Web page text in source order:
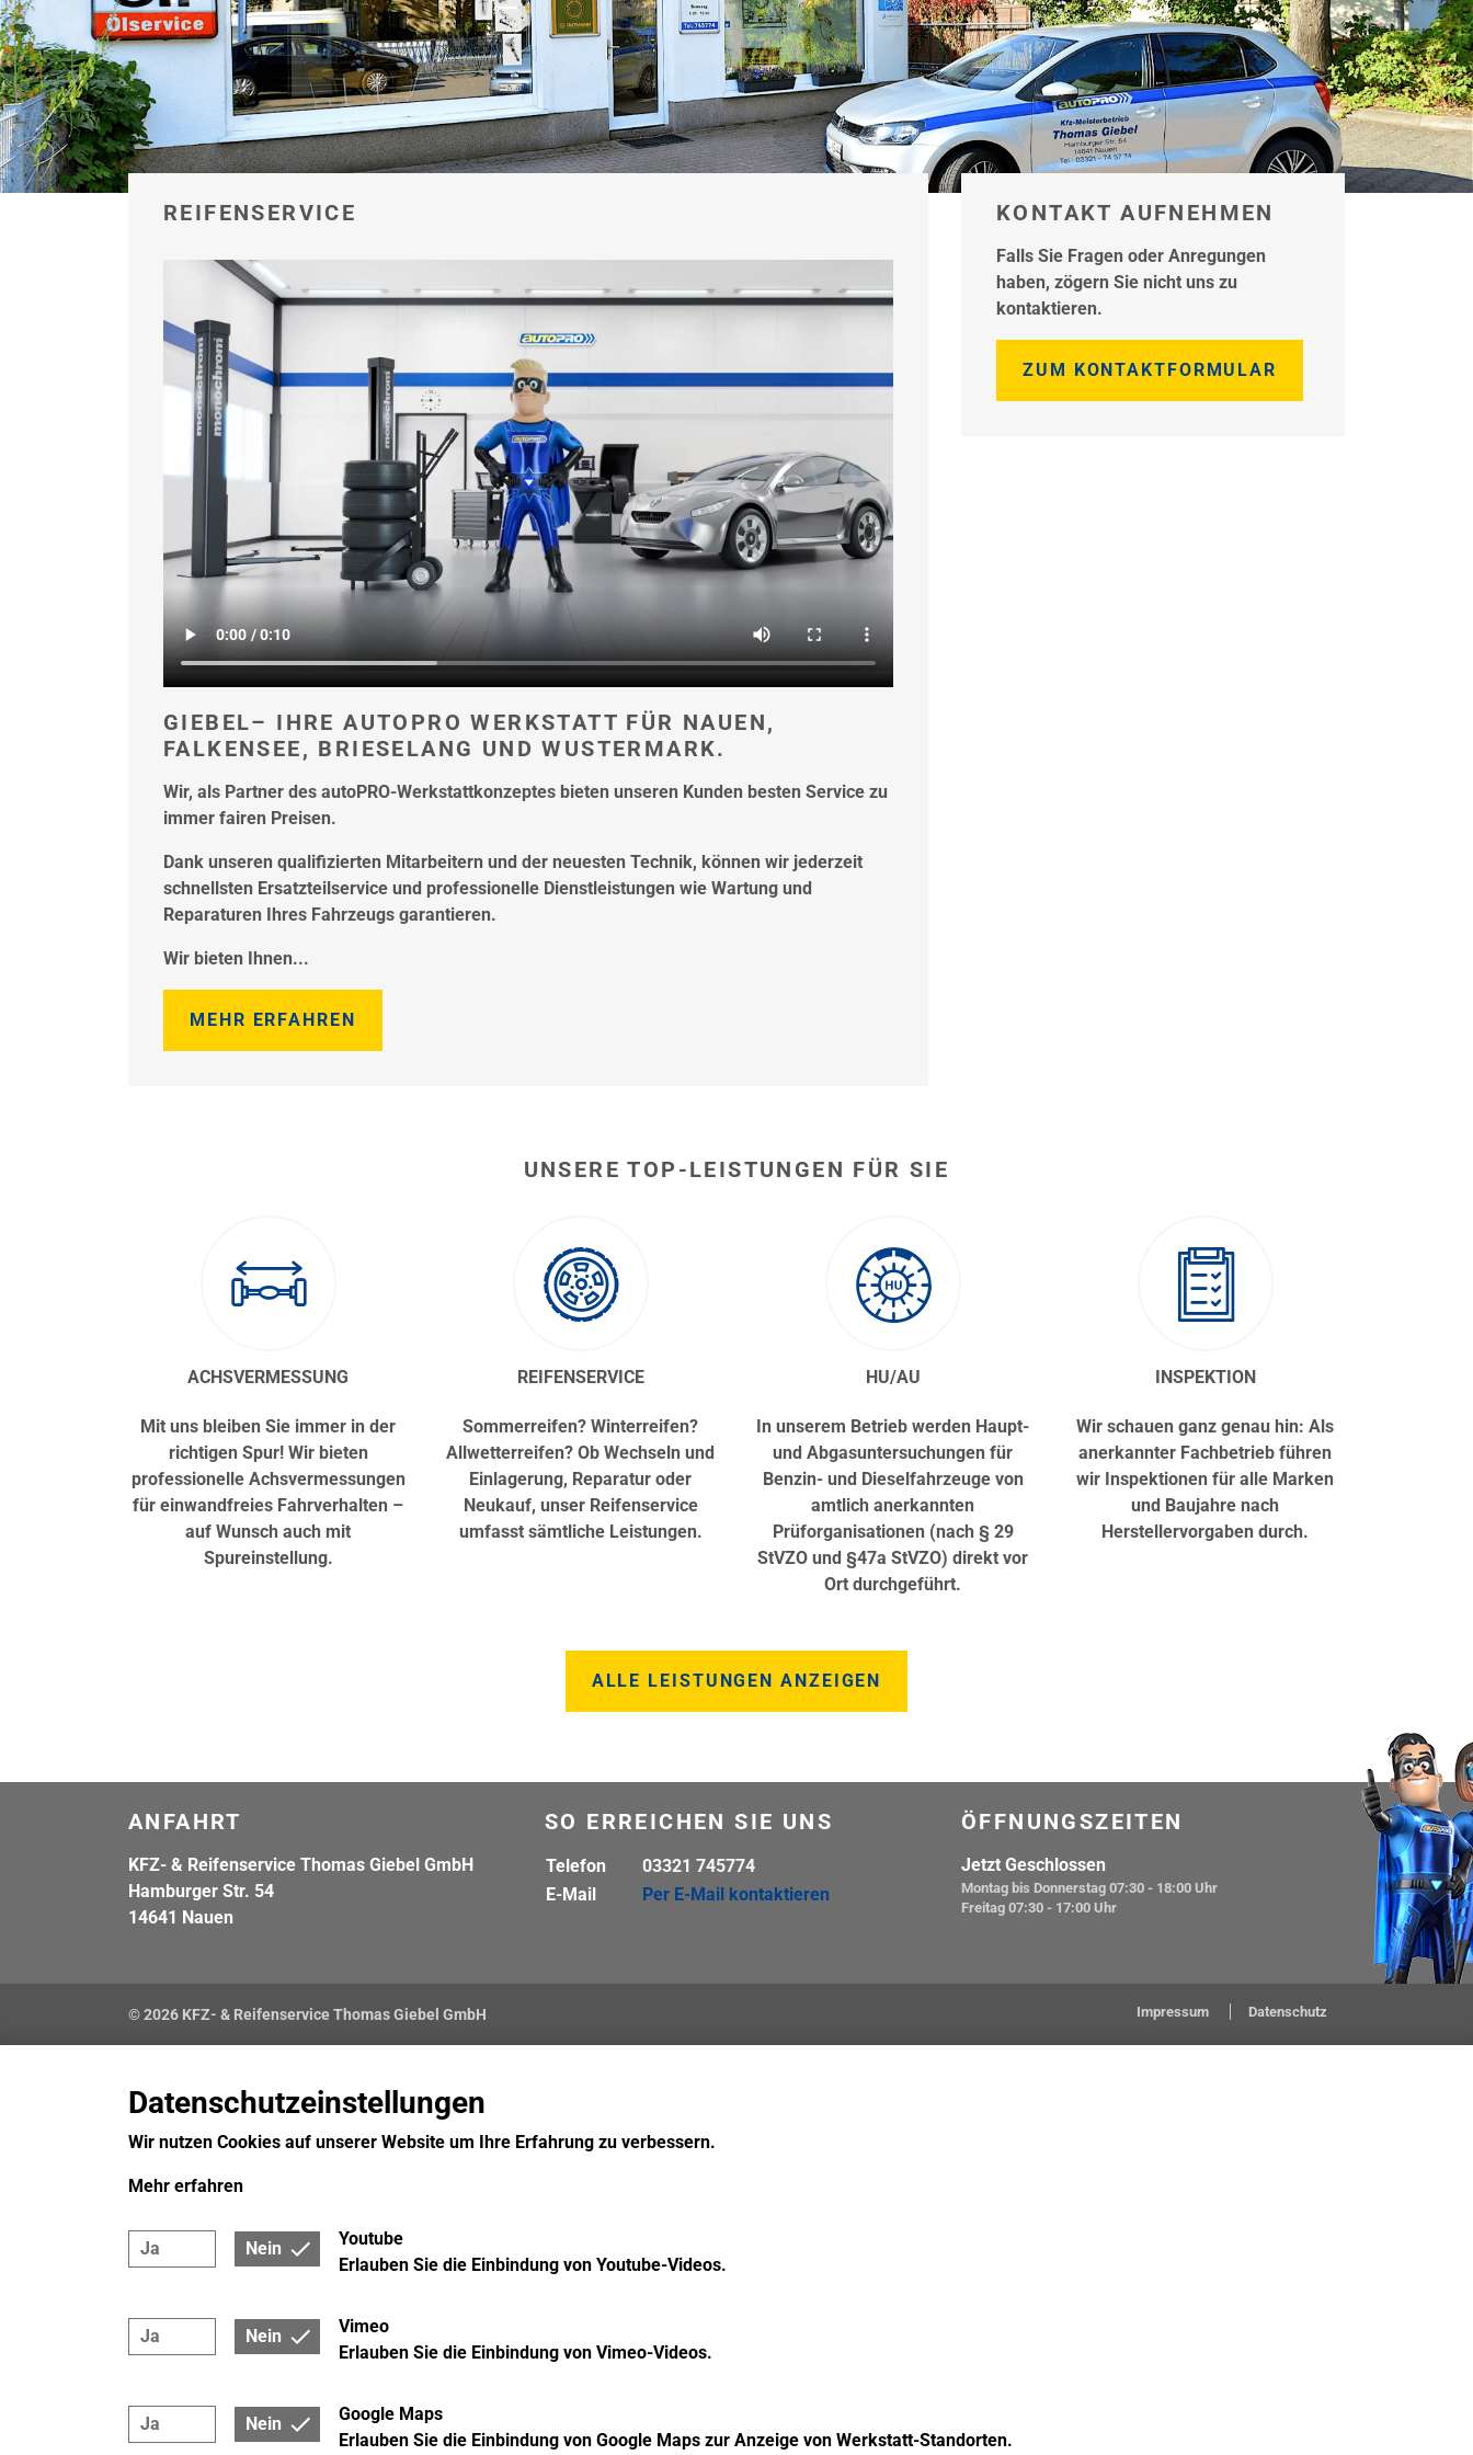
REIFENSERVICE
GIEBEL– IHRE AUTOPRO WERKSTATT FÜR NAUEN,
FALKENSEE, BRIESELANG UND WUSTERMARK.
Wir, als Partner des autoPRO-Werkstattkonzeptes bieten unseren Kunden besten Service zu
immer fairen Preisen.
Dank unseren qualifizierten Mitarbeitern und der neuesten Technik, können wir jederzeit
schnellsten Ersatzteilservice und professionelle Dienstleistungen wie Wartung und
Reparaturen Ihres Fahrzeugs garantieren.
Wir bieten Ihnen...
MEHR ERFAHREN
KONTAKT AUFNEHMEN
Falls Sie Fragen oder Anregungen
haben, zögern Sie nicht uns zu
kontaktieren.
ZUM KONTAKTFORMULAR
UNSERE TOP-LEISTUNGEN FÜR SIE
ACHSVERMESSUNG
Mit uns bleiben Sie immer in der
richtigen Spur! Wir bieten
professionelle Achsvermessungen
für einwandfreies Fahrverhalten –
auf Wunsch auch mit
Spureinstellung.
REIFENSERVICE
Sommerreifen? Winterreifen?
Allwetterreifen? Ob Wechseln und
Einlagerung, Reparatur oder
Neukauf, unser Reifenservice
umfasst sämtliche Leistungen.
HU/AU
In unserem Betrieb werden Haupt-
und Abgasuntersuchungen für
Benzin- und Dieselfahrzeuge von
amtlich anerkannten
Prüforganisationen (nach § 29
StVZO und §47a StVZO) direkt vor
Ort durchgeführt.
INSPEKTION
Wir schauen ganz genau hin: Als
anerkannter Fachbetrieb führen
wir Inspektionen für alle Marken
und Baujahre nach
Herstellervorgaben durch.
ALLE LEISTUNGEN ANZEIGEN
ANFAHRT
KFZ- & Reifenservice Thomas Giebel GmbH
Hamburger Str. 54
14641 Nauen
SO ERREICHEN SIE UNS
Telefon
03321 745774
E-Mail
Per E-Mail kontaktieren
ÖFFNUNGSZEITEN
Jetzt Geschlossen
Montag bis Donnerstag 07:30 - 18:00 Uhr
Freitag 07:30 - 17:00 Uhr
Impressum Datenschutz
© 2026 KFZ- & Reifenservice Thomas Giebel GmbH
Datenschutzeinstellungen
Wir nutzen Cookies auf unserer Website um Ihre Erfahrung zu verbessern.
Mehr erfahren
Ja Nein
Youtube
Erlauben Sie die Einbindung von Youtube-Videos.
Ja Nein
Vimeo
Erlauben Sie die Einbindung von Vimeo-Videos.
Ja Nein
Google Maps
Erlauben Sie die Einbindung von Google Maps zur Anzeige von Werkstatt-Standorten.